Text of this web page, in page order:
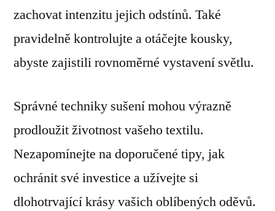
zachovat intenzitu jejich odstínů. Také
pravidelně kontrolujte a otáčejte kousky,
abyste zajistili rovnoměrné vystavení světlu.
Správné techniky sušení mohou výrazně
prodloužit životnost vašeho textilu.
Nezapomínejte na doporučené tipy, jak
ochránit své investice a užívejte si
dlohotrvající krásy vašich oblíbených oděvů.